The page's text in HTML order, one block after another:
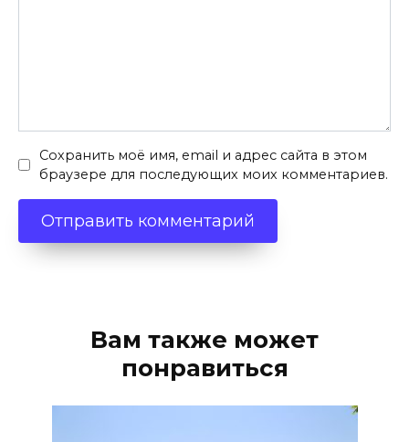
Сохранить моё имя, email и адрес сайта в этом
браузере для последующих моих комментариев.
Вам также может
понравиться